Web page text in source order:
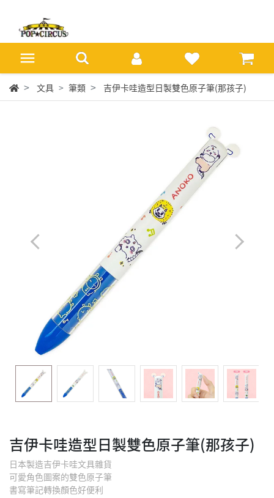
文具 筆類 吉伊卡哇造型日製雙色原子筆(那孩子)
吉伊卡哇造型日製雙色原子筆(那孩子)
日本製造吉伊卡哇文具雜貨
可愛角色圖案的雙色原子筆
書寫筆記轉換顏色好便利